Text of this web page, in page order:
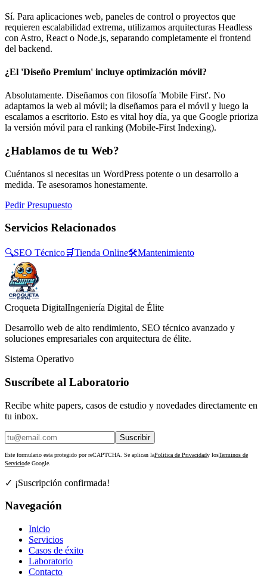
Sí. Para aplicaciones web, paneles de control o proyectos que
requieren escalabilidad extrema, utilizamos arquitecturas Headless
con Astro, React o Node.js, separando completamente el frontend
del backend.
¿El 'Diseño Premium' incluye optimización móvil?
Absolutamente. Diseñamos con filosofía 'Mobile First'. No
adaptamos la web al móvil; la diseñamos para el móvil y luego la
escalamos a escritorio. Esto es vital hoy día, ya que Google prioriza
la versión móvil para el ranking (Mobile-First Indexing).
¿Hablamos de tu Web?
Cuéntanos si necesitas un WordPress potente o un desarrollo a
medida. Te asesoramos honestamente.
Pedir Presupuesto
Servicios Relacionados
🔍SEO Técnico🛒Tienda Online🛠️Mantenimiento
Croqueta DigitalIngeniería Digital de Élite
Desarrollo web de alto rendimiento, SEO técnico avanzado y
soluciones empresariales con arquitectura de élite.
Sistema Operativo
Suscríbete al Laboratorio
Recibe white papers, casos de estudio y novedades directamente en
tu inbox.
Suscribir
Este formulario esta protegido por reCAPTCHA. Se aplican laPolitica de Privacidady losTerminos de
Serviciode Google.
✓ ¡Suscripción confirmada!
Navegación
Inicio
Servicios
Casos de éxito
Laboratorio
Contacto